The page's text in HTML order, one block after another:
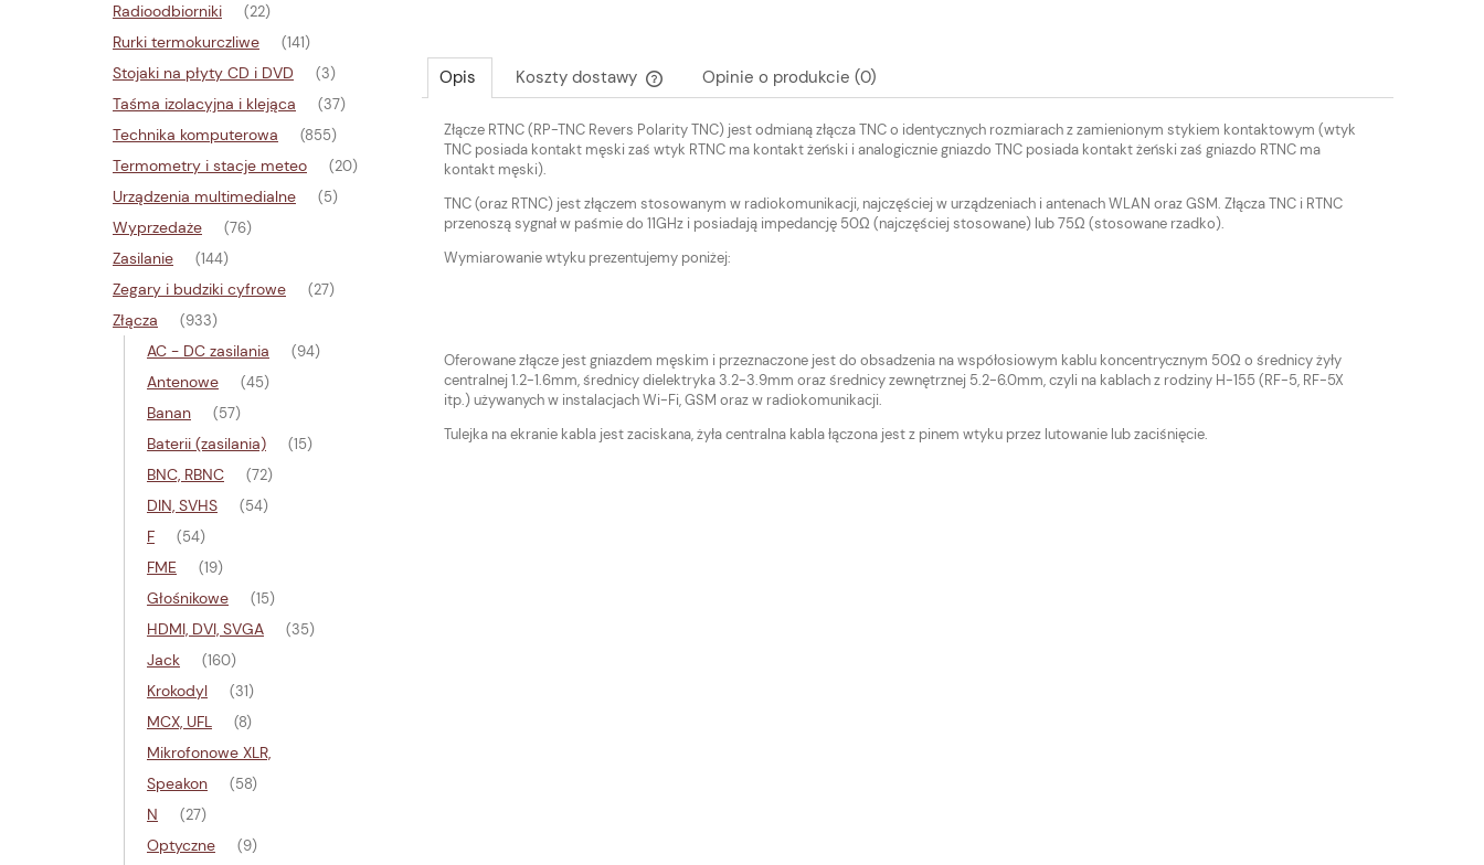
Radioodbiorniki (22)
Rurki termokurczliwe (141)
Stojaki na płyty CD i DVD (3)
Taśma izolacyjna i klejąca (37)
Technika komputerowa (855)
Termometry i stacje meteo (20)
Urządzenia multimedialne (5)
Wyprzedaże (76)
Zasilanie (144)
Zegary i budziki cyfrowe (27)
Złącza (933)
AC - DC zasilania (94)
Antenowe (45)
Banan (57)
Baterii (zasilania) (15)
BNC, RBNC (72)
DIN, SVHS (54)
F (54)
FME (19)
Głośnikowe (15)
HDMI, DVI, SVGA (35)
Jack (160)
Krokodyl (31)
MCX, UFL (8)
Mikrofonowe XLR,
Speakon
(58)
N (27)
Optyczne (9)
Opis Koszty dostawy
Cena nie zawiera ewentualnych kosztów
płatności
Opinie o produkcie (0)
Złącze RTNC (RP-TNC Revers Polarity TNC) jest odmianą złącza TNC o identycznych rozmiarach z zamienionym stykiem kontaktowym (wtyk
TNC posiada kontakt męski zaś wtyk RTNC ma kontakt żeński i analogicznie gniazdo TNC posiada kontakt żeński zaś gniazdo RTNC ma
kontakt męski).
TNC (oraz RTNC) jest złączem stosowanym w radiokomunikacji, najczęściej w urządzeniach i antenach WLAN oraz GSM. Złącza TNC i RTNC
przenoszą sygnał w paśmie do 11GHz i posiadają impedancję 50Ω (najczęściej stosowane) lub 75Ω (stosowane rzadko).
Wymiarowanie wtyku prezentujemy poniżej:
Oferowane złącze jest gniazdem męskim i przeznaczone jest do obsadzenia na współosiowym kablu koncentrycznym 50Ω o średnicy żyły
centralnej 1.2-1.6mm, średnicy dielektryka 3.2-3.9mm oraz średnicy zewnętrznej 5.2-6.0mm, czyli na kablach z rodziny H-155 (RF-5, RF-5X
itp.) używanych w instalacjach Wi-Fi, GSM oraz w radiokomunikacji.
Tulejka na ekranie kabla jest zaciskana, żyła centralna kabla łączona jest z pinem wtyku przez lutowanie lub zaciśnięcie.